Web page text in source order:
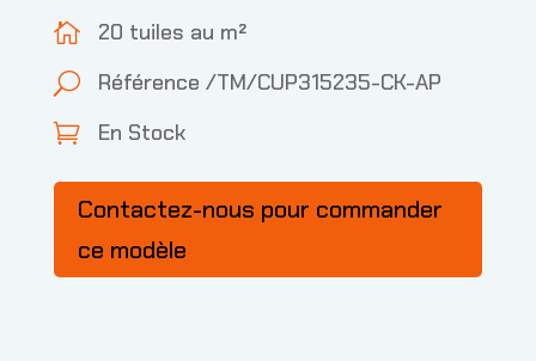
 20 tuiles au m²
U Référence /TM/CUP315235-CK-AP
 En Stock
Contactez-nous pour commander
ce modèle